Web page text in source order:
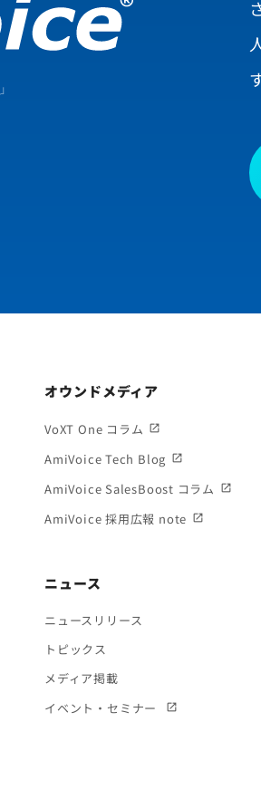
」
オウンドメディア
VoXT One コラム
AmiVoice Tech Blog
AmiVoice SalesBoost コラム
AmiVoice 採用広報 note
ニュース
ニュースリリース
トピックス
メディア掲載
イベント・セミナー